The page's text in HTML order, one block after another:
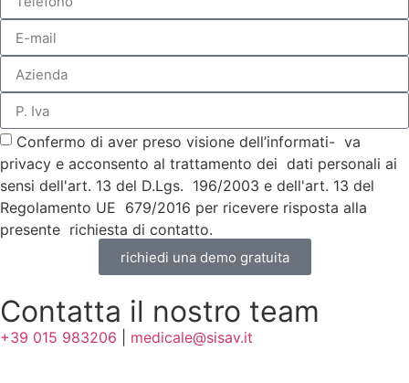
Confermo di aver preso visione dell’informati- va
privacy e acconsento al trattamento dei dati personali ai
sensi dell'art. 13 del D.Lgs. 196/2003 e dell'art. 13 del
Regolamento UE 679/2016 per ricevere risposta alla
presente richiesta di contatto.
richiedi una demo gratuita
Contatta il nostro team
+39 015 983206 medicale@sisav.it